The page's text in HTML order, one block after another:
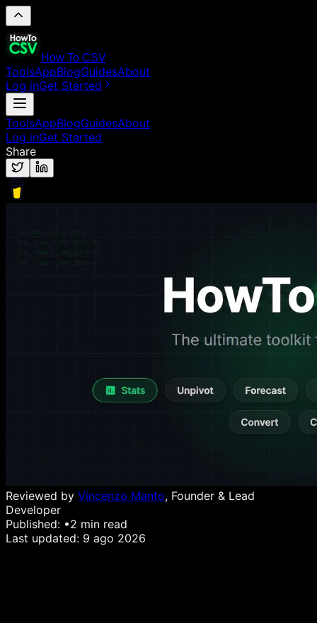
How To CSV
ToolsAppBlogGuidesAbout
Log inGet Started
ToolsAppBlogGuidesAbout
Log inGet Started
Share
Reviewed by Vincenzo Manto, Founder & Lead
Developer
Published: •2 min read
Last updated: 9 ago 2026